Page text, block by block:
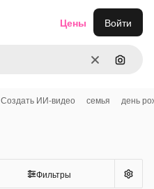
ОчиститьПоиск
Цены Войти
Создать ИИ-видео семья день
Фильтры